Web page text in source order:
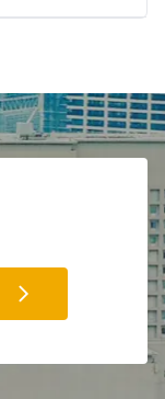
chevron_right